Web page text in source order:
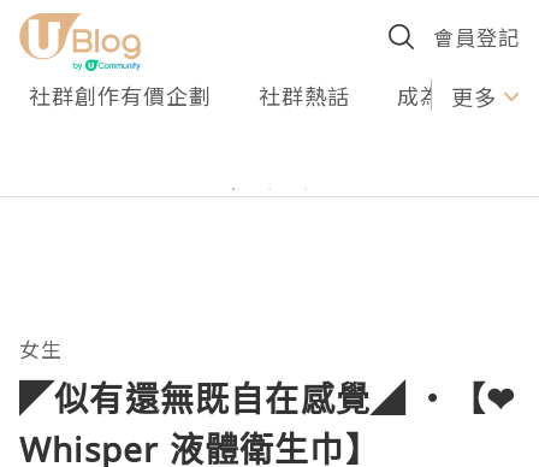
會員登記
社群創作有價企劃 社群熱話 成為U更多
女生
◤似有還無既自在感覺◢ ‧【❤
Whisper 液體衛生巾】